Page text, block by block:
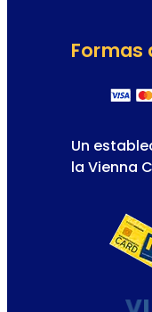
Formas
Un
la Vienna